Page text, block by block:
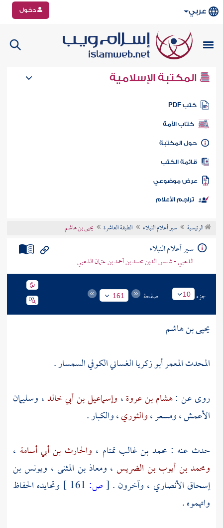
عربي دخول
المكتبة الإسلامية
كتب PDF
كتاب الأمة
المكتبة
الكتب
موضوعي
تراجم الأعلام
الرئيسية سير أعلام النبلاء الطبقة العاشرة يحيى بن هاشم
سير أعلام النبلاء
الذهبي - شمس الدين محمد بن أحمد بن عثمان الذهبي
جزء 10 صفحة 161
يحيى بن هاشم
المحدث المعمر أبو زكريا الغساني الكوفي السمسار .
روى عن :هشام بن عروة، وإسماعيل بن أبي خالد، وسليمان
الأعمش،ومسعر،والثوري، والكبار .
حدث عنه : محمد بن غالب تمتام ، والحارث بن أبي أسامة ،
ومحمد بن أيوب بن الضريس ، ومعاذ بن المثنى ، ويونس بن
إسحاق الأنصاري ، وآخرون . [ص:
وتحايده الحفاظ
واتهموه .